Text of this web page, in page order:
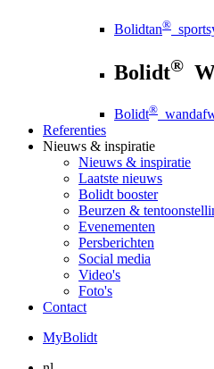
Bolidtan®
Bolidt®
Bolidt®
Referenties
Nieuws & inspiratie
Nieuws & inspiratie
Laatste nieuws
Bolidt booster
Beurzen &
Evenementen
Persberichten
Social media
Video's
Foto's
Contact
MyBolidt